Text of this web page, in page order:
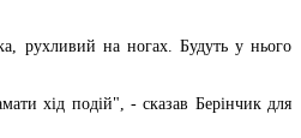
рухливий на ногах. Будуть у нього
хід подій", - сказав Берінчик для